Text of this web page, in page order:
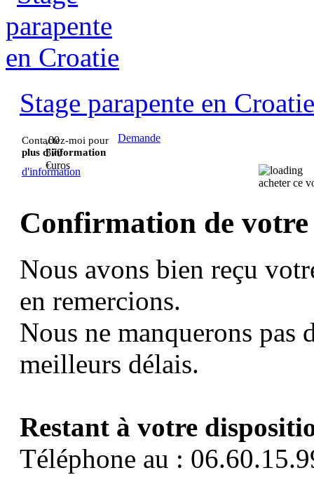
Stage parapente en Croatie
Contactez-moi pour
plus d'information
Demande
d'information
,00
570
€uros
acheter ce
Confirmation de votre
Nous avons bien reçu
en remercions.
Nous ne manquerons pas
meilleurs délais.
Restant à votre
Téléphone au :